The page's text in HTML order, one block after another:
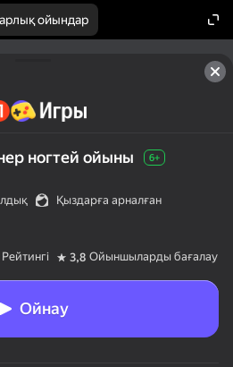
ойындар
ногтей ойыны 6+
Қыздарға арналған
3,8 Ойыншыларды бағалау
Ойнау